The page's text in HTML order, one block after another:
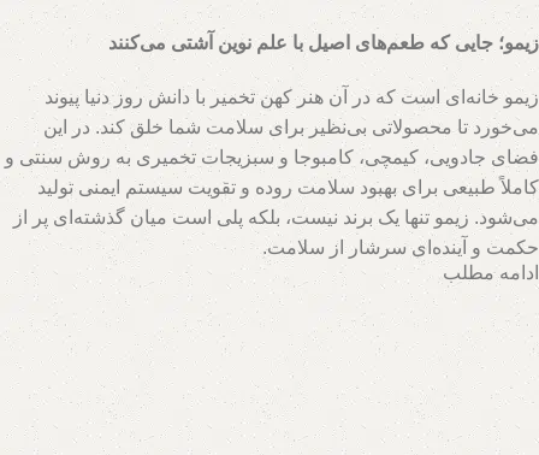
زیمو؛ جایی که طعم‌های اصیل با علم نوین آشتی می‌کنند
زیمو خانه‌ای است که در آن هنر کهن تخمیر با دانش روز دنیا پیوند
می‌خورد تا محصولاتی بی‌نظیر برای سلامت شما خلق کند. در این
فضای جادویی، کیمچی، کامبوجا و سبزیجات تخمیری به روش سنتی و
کاملاً طبیعی برای بهبود سلامت روده و تقویت سیستم ایمنی تولید
می‌شود. زیمو تنها یک برند نیست، بلکه پلی است میان گذشته‌ای پر از
حکمت و آینده‌ای سرشار از سلامت.
تیم متخصصان زیمو با بهره‌گیری از روش‌های نوین و حفظ اصالت
فرآیندهای تخمیر، محصولاتی با بالاترین سطح خواص تغذیه‌ای تولید
می‌کند. اینجا جایی است که هر قطره سرکه سیب، هر برگ سبزی
تخمیری و هر جرعه نوشیدنی پروبیوتیک، داستانی از عشق به طبیعت و
علاقه به سلامت انسان روایت می‌کند. با زیمو، شما نه تنها محصولی
ادامه مطلب